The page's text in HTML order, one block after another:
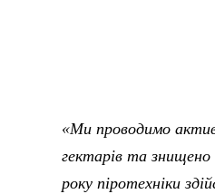
«Ми проводимо
гектарів та
року піротехніки